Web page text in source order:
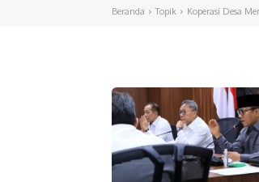
Beranda Topik Koperasi Desa